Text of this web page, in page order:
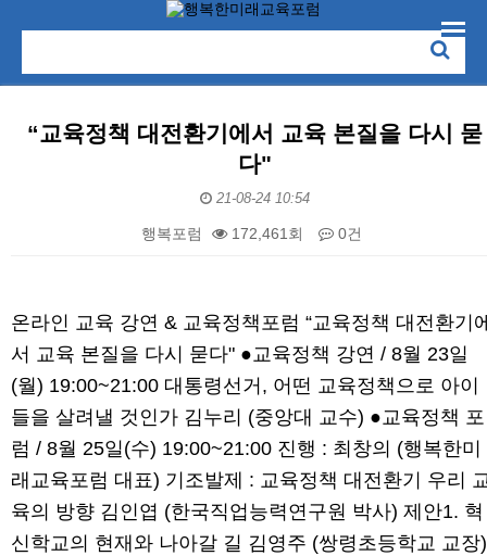
“교육정책 대전환기에서 교육 본질을 다시 묻
다"
21-08-24 10:54
행복포럼 172,461회 0건
온라인 교육 강연 & 교육정책포럼 “교육정책 대전환기
서 교육 본질을 다시 묻다" ●교육정책 강연 / 8월 23일
(월) 19:00~21:00 대통령선거, 어떤 교육정책으로 아이
들을 살려낼 것인가 김누리 (중앙대 교수) ●교육정책 포
럼 / 8월 25일(수) 19:00~21:00 진행 : 최창의 (행복한미
래교육포럼 대표) 기조발제 : 교육정책 대전환기 우리
육의 방향 김인엽 (한국직업능력연구원 박사) 제안1. 혁
신학교의 현재와 나아갈 길 김영주 (쌍령초등학교 교장)